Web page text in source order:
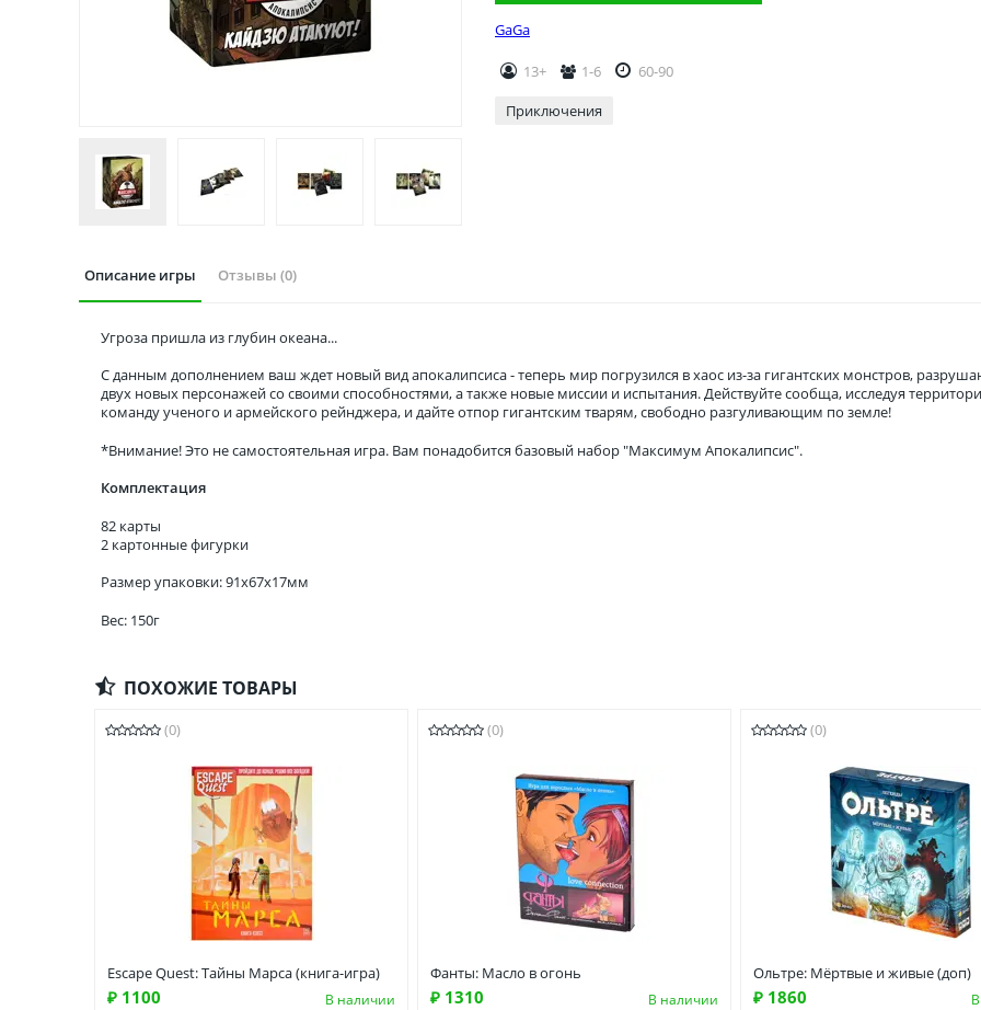
GaGa
13+ 1-6
60-90
Приключения
Описание игры Отзывы (0)
Угроза пришла из глубин океана...
С данным дополнением ваш ждет новый вид апокалипсиса - теперь мир погрузился в хаос из-за гигантских монстров,
двух новых персонажей со своими способностями, а также новые миссии и испытания. Действуйте сообща, исследуя
команду ученого и армейского рейнджера, и дайте отпор гигантским тварям, свободно разгуливающим по земле!
*Внимание! Это не самостоятельная игра. Вам понадобится базовый набор "Максимум Апокалипсис".
Комплектация
82 карты
2 картонные фигурки
Размер упаковки: 91x67x17мм
Вес: 150г
ПОХОЖИЕ ТОВАРЫ
(0)
Escape Quest: Тайны Марса (книга-игра)
₽ 1100 В наличии
(0)
Фанты: Масло в огонь
₽ 1310 В наличии
(0)
Ольтре: Мёртвые и живые (доп)
₽ 1860